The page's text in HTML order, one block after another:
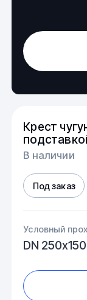
Крест
В наличии
Под заказ
Условный
DN 250х150